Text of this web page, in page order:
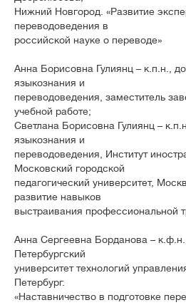
Нижний Новгород. «Развитие
переводоведения в
российской науке о переводе»
Анна Борисовна Гулиянц – к.п.н.,
языкознания и
переводоведения, заместитель
учебной работе;
Светлана Борисовна Гулиянц –
языкознания и
переводоведения, Институт
Московский городской
педагогический университет,
развитие навыков
выстраивания профессиональной
Анна Сергеевна Борданова –
Петербургский
университет технологий
Петербург.
«Наставничество в подготовке